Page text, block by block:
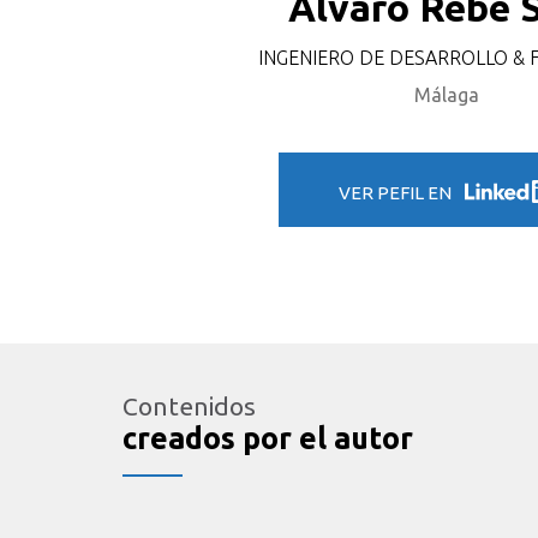
INGENIERO DE DESARROLLO &
Málaga
VER PEFIL EN
Contenidos
creados por el autor